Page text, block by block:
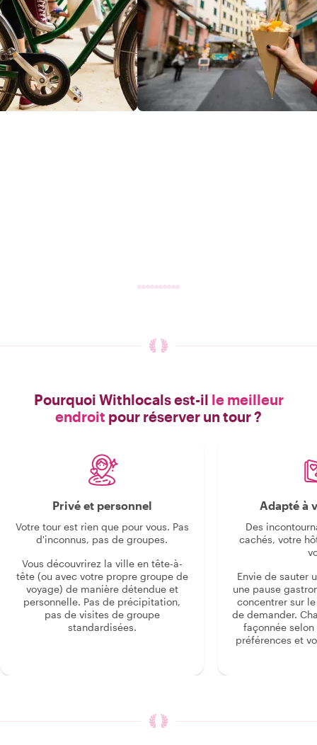
Pourquoi Withlocals est-il le meilleur
endroit pour réserver un tour ?
Privé et personnel
Votre tour est rien que pour vous. Pas
d'inconnus, pas de groupes.
Vous découvrirez la ville en tête-à-
tête (ou avec votre propre groupe de
voyage) de manière détendue et
personnelle. Pas de précipitation,
pas de visites de groupe
standardisées.
Adapté à
Des
cachés, votre
Envie de sauter
une pause
concentrer sur
de demander.
façonnée
préférences et